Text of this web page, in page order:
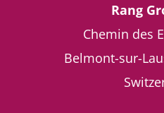
Rang
Chemin des
Belmont-sur-